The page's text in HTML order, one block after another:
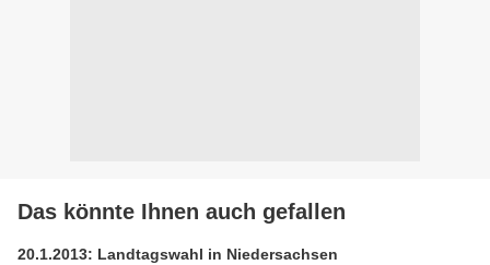
Das könnte Ihnen auch gefallen
20.1.2013: Landtagswahl in Niedersachsen